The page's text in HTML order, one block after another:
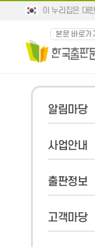
이 누리집은 대
본문 바로가
알림마당
사업안내
출판정보
고객마당